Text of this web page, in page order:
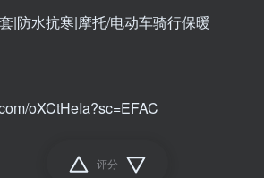
|防水抗寒|摩托/电动车骑行保暖
oXCtHeIa?sc=EFAC
评分